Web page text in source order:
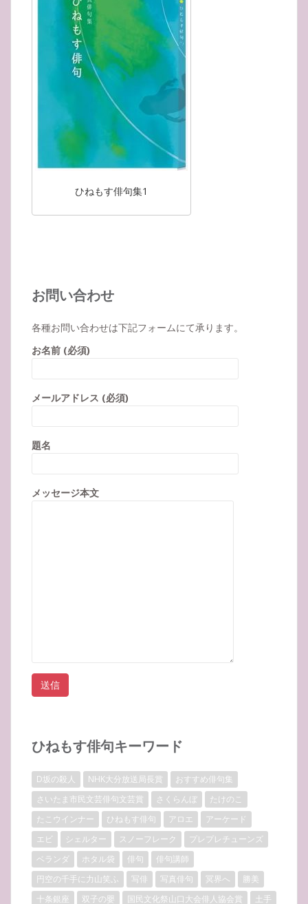
ひねもす俳句集1
お問い合わせ
各種お問い合わせは下記フォームにて承ります。
お名前 (必須)
メールアドレス (必須)
題名
メッセージ本文
ひねもす俳句キーワード
D坂の殺人 NHK大分放送局長賞
おすすめ俳句集
さいたま市民文芸俳句文芸賞
さくらんぼ
たけのこ
たこウインナー
ひねもす俳句 アロエ
アーケード
エビ
シェルター スノーフレーク
プレプレチューンズ
ベランダ
ホタル袋 俳句
俳句講師
円空の千手に力山笑ふ
写俳 写真俳句 冥界へ
勝美
十条銀座
双子の嬰 国民文化祭山口大会俳人協会賞 土手